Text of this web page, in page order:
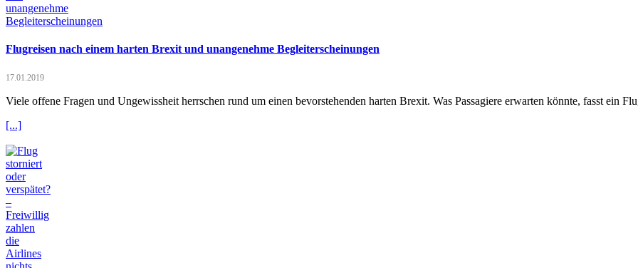
Flugreisen nach einem harten Brexit und unangenehme Begleiterscheinungen
17.01.2019
Viele offene Fragen und Ungewissheit herrschen rund um einen bevorstehenden harten Brexit. Was Passagiere erwarten könnte, fasst ein
[...]